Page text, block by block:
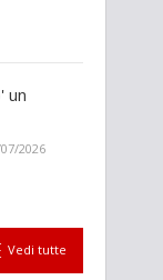
un
2026
Vedi tutte